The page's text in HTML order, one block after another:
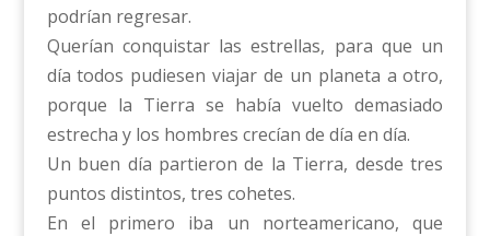
podrían regresar.
Querían conquistar las estrellas, para que un
día todos pudiesen viajar de un planeta a otro,
porque la Tierra se había vuelto demasiado
estrecha y los hombres crecían de día en día.
Un buen día partieron de la Tierra, desde tres
puntos distintos, tres cohetes.
En el primero iba un norteamericano, que